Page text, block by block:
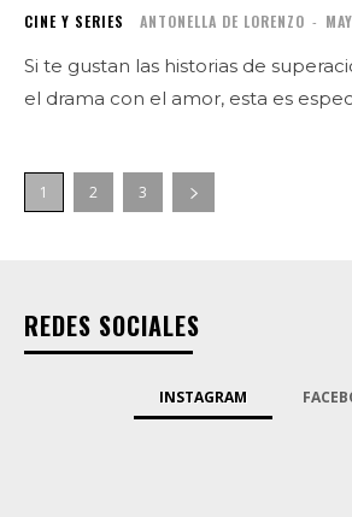
CINE Y SERIES ANTONELLA DE LORENZO -
Si te gustan las historias de
el drama con el amor, esta es
1 2 3
REDES SOCIALES
INSTAGRAM